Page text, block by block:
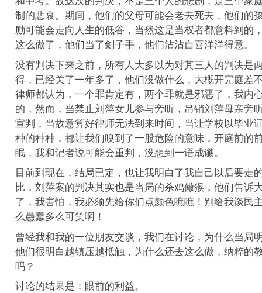
制的悲哀。期间，他们的父母可能会老去死去，他们的
励可能会走向人生的低谷，当然这是当权者都意料到的
这么做了，他们当了刽子手，他们沾沾自喜洋洋得意。
没有判决下来之前，所有人大多以为对其三人的判决是
得，已经关了一年多了，他们没做什么，大概开完庭差
律师都认为，一个罪肯定有，两个罪就是邪恶了，我内
的，然而，当禁止刘萍女儿参与旁听，吊销刘萍母亲旁
宣判，当故意算好律师无法到来时间，当让学校以毕业
种的种种，都让我们嗅到了一股危险的意味，开庭前的
眠，我和记者说可能会重判，没想到一语成谶。
目前到现在，结局已定，也让我明白了我自己以后要走
比，刘萍案的判决其实也是当局的杀鸡儆猴，他们告诉
了，我害怕，我必须先给你们点颜色瞧瞧！别给我谈民
么愚蠢多么可笑啊！
曾经我和我的一位朋友交谈，我们在讨论，为什么当局
他们很明白越镇压越抵触，为什么还去这么做，纳粹的
吗？
讨论的结果是：眼前的利益。